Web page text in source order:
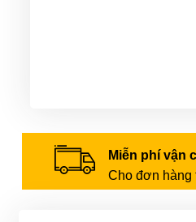
Miễn phí vận
Cho đơn hàng